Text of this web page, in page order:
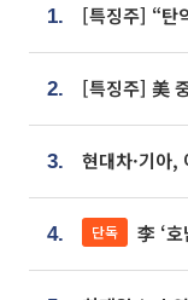
1.
2.
3.
4. 단독 李 ‘호남